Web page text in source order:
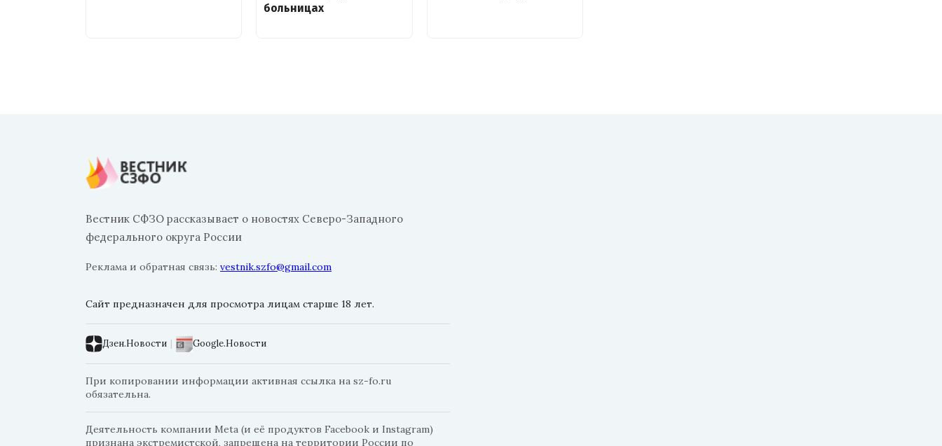
больницах
Вестник СФЗО рассказывает о новостях Северо-Западного
федерального округа России
Реклама и обратная связь: vestnik.szfo@gmail.com
Сайт предназначен для просмотра лицам старше 18 лет.
Дзен.Новости | Google.Новости
При копировании информации активная ссылка на sz-fo.ru
обязательна.
Деятельность компании Meta (и её продуктов Facebook и Instagram)
признана экстремистской, запрещена на территории России по